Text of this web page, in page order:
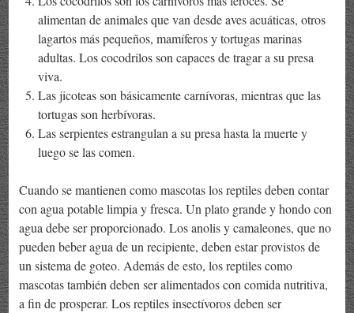
alimentan de animales que van desde aves acuáticas, otros
lagartos más pequeños, mamíferos y tortugas marinas
adultas. Los cocodrilos son capaces de tragar a su presa
viva.
Las jicoteas son básicamente carnívoras, mientras que las
tortugas son herbívoras.
Las serpientes estrangulan a su presa hasta la muerte y
luego se las comen.
Cuando se mantienen como mascotas los reptiles deben contar
con agua potable limpia y fresca. Un plato grande y hondo con
agua debe ser proporcionado. Los anolis y camaleones, que no
pueden beber agua de un recipiente, deben estar provistos de
un sistema de goteo. Además de esto, los reptiles como
mascotas también deben ser alimentados con comida nutritiva,
a fin de prosperar. Los reptiles insectívoros deben ser